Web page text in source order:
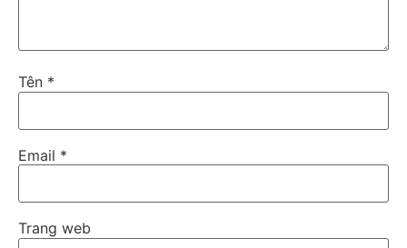
Tên *
Email *
Trang web